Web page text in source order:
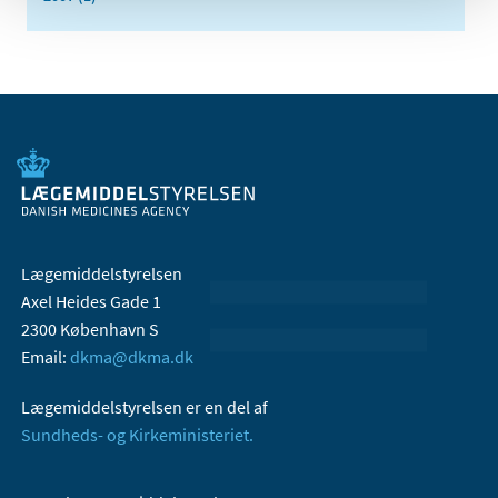
Lægemiddelstyrelsen
Axel Heides Gade 1
2300 København S
Email: dkma@dkma.dk
Lægemiddelstyrelsen er en del af
Sundheds- og Kirkeministeriet.